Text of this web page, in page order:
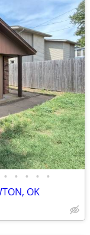
• • • • •
OK